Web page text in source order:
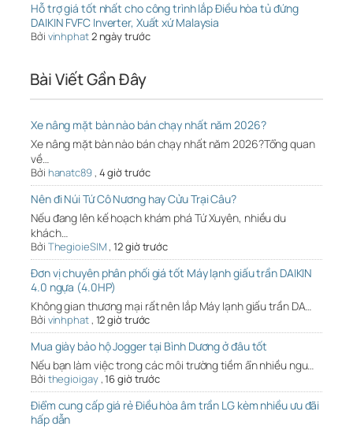
Hỗ trợ giá tốt nhất cho công trình lắp Điều hòa tủ đứng
DAIKIN FVFC Inverter, Xuất xứ Malaysia
Bởi vinhphat2 ngày trước
Bài Viết Gần Đây
Xe nâng mặt bàn nào bán chạy nhất năm 2026?
Xe nâng mặt bàn nào bán chạy nhất năm 2026?Tổng quan
về…
Bởi hanatc89, 4 giờ trước
Nên đi Núi Tứ Cô Nương hay Cửu Trại Câu?
Nếu đang lên kế hoạch khám phá Tứ Xuyên, nhiều du
khách…
Bởi ThegioieSIM,12 giờ trước
Đơn vị chuyên phân phối giá tốt Máy lạnh giấu trần DAIKIN
4.0 ngựa (4.0HP)
Không gian thương mại rất nên lắp Máy lạnh giấu trần DA…
Bởi vinhphat, 12 giờ trước
Mua giày bảo hộ Jogger tại Bình Dương ở đâu tốt
Nếu bạn làm việc trong các môi trường tiềm ẩn nhiều ngu…
Bởi thegioigay,16 giờ trước
Điểm cung cấp giá rẻ Điều hòa âm trần LG kèm nhiều ưu đãi
hấp dẫn